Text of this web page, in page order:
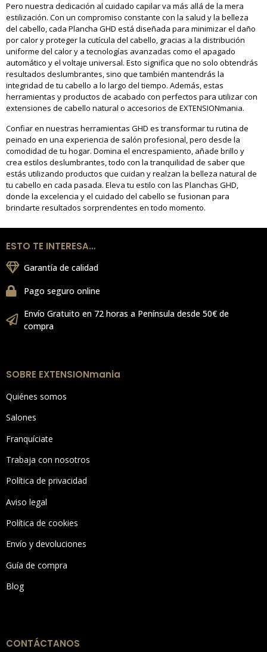
Pero nuestra dedicación al cuidado capilar va más allá de la mera
estilización. Con un compromiso constante con la salud y la belleza
del cabello, cada Plancha GHD está diseñada para minimizar el daño
por calor y proteger la cutícula del cabello, gracias a la distribución
uniforme del calor y a tecnologías avanzadas como el apagado
automático y el voltaje universal. Esto significa que no solo obtendrás
resultados deslumbrantes, sino que también mantendrás la
integridad de tu cabello a lo largo del tiempo. Además, estas
herramientas y productos de acabado con perfectos para utilizar con
extensiones de cabello natural o accesorios de EXTENSIONmania.
Confiar en nuestras herramientas GHD es transformar tu rutina de
peinado en una experiencia de salón profesional, pero desde la
comodidad de tu hogar. Domina el encrespamiento, añade brillo y
crea estilos deslumbrantes, todo con la tranquilidad de saber que
estás utilizando productos que cuidan y realzan la belleza natural de
tu cabello en cada pasada. Eleva tu estilo con las Planchas GHD,
donde la excelencia y el cuidado del cabello se fusionan para
brindarte resultados sorprendentes en todo momento.
ESTO TE INTERESA…
Garantía de calidad
Pago seguro online
Envío Gratuito en 72 horas a Península desde 50€ de
compra
SOBRE EXTENSIONmania
Quiénes somos
Salones
Franquíciate
Trabaja con nosotros
Política de privacidad
Aviso legal
Política de cookies
Envío y devoluciones
Guía de compra
Blog
CONTÁCTANOS